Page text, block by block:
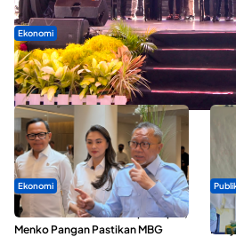
Ekonomi
Seminar di Ternate, Mendes Perkuat
Kopdes Merah Putih
Ekonomi
SPPG di Maluku Utara Dipercepat,
Menko Pangan Pastikan MBG